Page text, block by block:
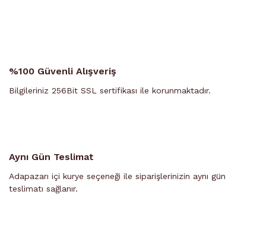
%100 Güvenli Alışveriş
Bilgileriniz 256Bit SSL sertifikası ile korunmaktadır.
Aynı Gün Teslimat
Adapazarı içi kurye seçeneği ile siparişlerinizin aynı gün
teslimatı sağlanır.